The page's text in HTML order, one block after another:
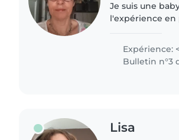
Je suis une
l'expérience en
formations
Expérience:
Bulletin n°3
Lisa